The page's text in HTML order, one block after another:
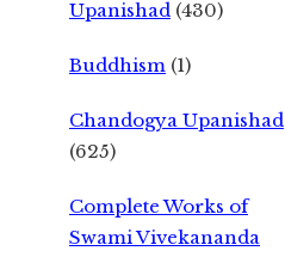
Upanishad (430)
Buddhism (1)
Chandogya Upanishad
(625)
Complete Works of
Swami Vivekananda